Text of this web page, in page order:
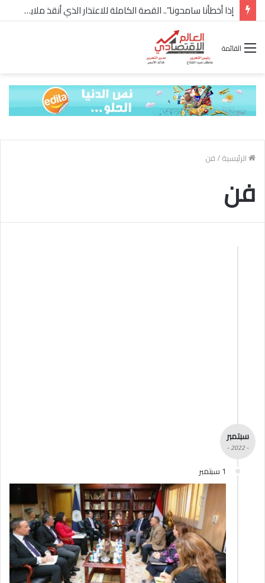
إذا أخطأنا سامحونا”.. القصة الكاملة للاعتذار الذي أنقذ ملايين “إعمار” في الساحل الشمالي
القائمة
الرئيسية/فن
فن
سبتمبر
- 2022 -
1 سبتمبر